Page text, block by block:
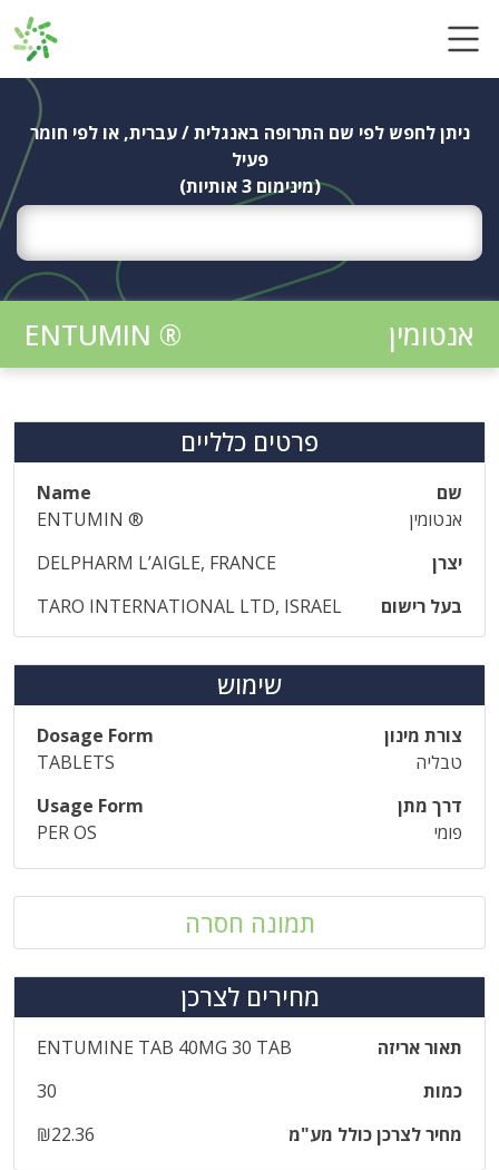
ניתן לחפש לפי שם התרופה באנגלית / עברית, או לפי חומר
פעיל
(מינימום 3 אותיות)
אנטומין ENTUMIN ®
פרטים כלליים
שם
Name
אנטומין
ENTUMIN ®
יצרן
DELPHARM L’AIGLE, FRANCE
בעל רישום
TARO INTERNATIONAL LTD, ISRAEL
שימוש
צורת מינון
Dosage Form
טבליה
TABLETS
דרך מתן
Usage Form
פומי
PER OS
תמונה חסרה
מחירים לצרכן
תאור אריזה
‎ENTUMINE‎ ‎TAB‎ ‎40‎MG‎ ‎30‎ ‎TAB
כמות
30
מחיר לצרכן כולל מע"מ
₪22.36